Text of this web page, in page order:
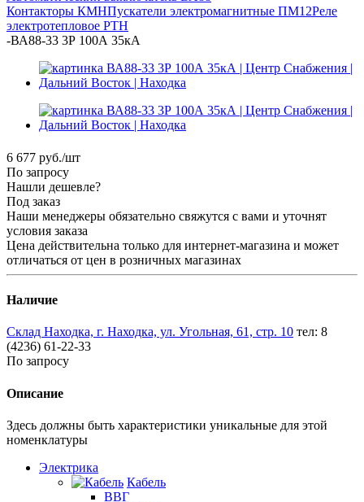
Контакторы КМНПускатели электромагнитные ПМ12Реле
электротепловое РТН
-ВА88-33 3Р 100А 35кА
6 677 руб./шт
По запросу
Нашли дешевле?
Под заказ
Наши менеджеры обязательно свяжутся с вами и уточнят
условия заказа
Цена действительна только для интернет-магазина и может
отличаться от цен в розничных магазинах
Наличие
Склад Находка, г. Находка, ул. Угольная, 61, стр. 10 тел: 8
(4236) 61-22-33
По запросу
Описание
Здесь должны быть характеристики уникальные для этой
номенклатуры
Электрика
Кабель
ВВГ